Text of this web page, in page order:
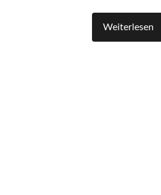
Weiterlesen